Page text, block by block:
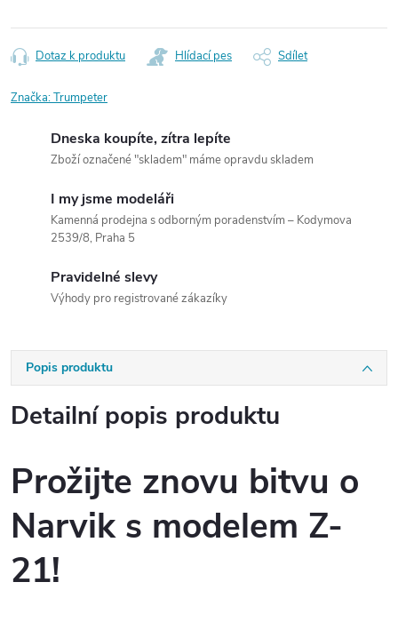
Dotaz k produktu Hlídací pes Sdílet
Značka:Trumpeter
Dneska koupíte, zítra lepíte
Zboží označené "skladem" máme opravdu skladem
I my jsme modeláři
Kamenná prodejna s odborným poradenstvím – Kodymova
2539/8, Praha 5
Pravidelné slevy
Výhody pro registrované zákazíky
Popis produktu
Detailní popis produktu
Prožijte znovu bitvu o
Narvik s modelem Z-
21!